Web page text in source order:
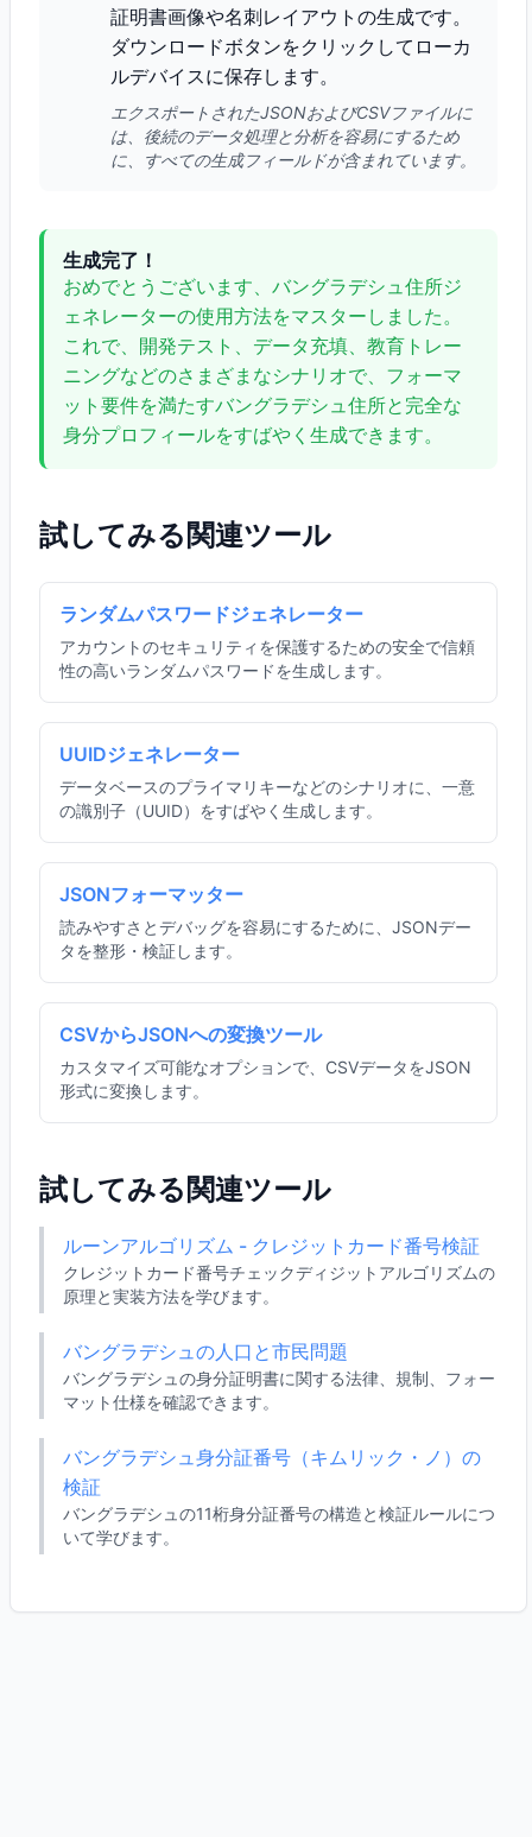
証明書画像や名刺レイアウトの生成です。
ダウンロードボタンをクリックしてローカ
ルデバイスに保存します。
エクスポートされたJSONおよびCSVファイルに
は、後続のデータ処理と分析を容易にするため
に、すべての生成フィールドが含まれています。
生成完了！
おめでとうございます、バングラデシュ住所ジ
ェネレーターの使用方法をマスターしました。
これで、開発テスト、データ充填、教育トレー
ニングなどのさまざまなシナリオで、フォーマ
ット要件を満たすバングラデシュ住所と完全な
身分プロフィールをすばやく生成できます。
試してみる関連ツール
ランダムパスワードジェネレーター
アカウントのセキュリティを保護するための安全で信頼
性の高いランダムパスワードを生成します。
UUIDジェネレーター
データベースのプライマリキーなどのシナリオに、一意
の識別子（UUID）をすばやく生成します。
JSONフォーマッター
読みやすさとデバッグを容易にするために、JSONデー
タを整形・検証します。
CSVからJSONへの変換ツール
カスタマイズ可能なオプションで、CSVデータをJSON
形式に変換します。
試してみる関連ツール
ルーンアルゴリズム - クレジットカード番号検証
クレジットカード番号チェックディジットアルゴリズムの
原理と実装方法を学びます。
バングラデシュの人口と市民問題
バングラデシュの身分証明書に関する法律、規制、フォー
マット仕様を確認できます。
バングラデシュ身分証番号（キムリック・ノ）の
検証
バングラデシュの11桁身分証番号の構造と検証ルールにつ
いて学びます。